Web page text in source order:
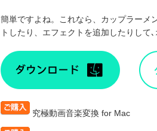
簡単ですよね。これなら、カップラーメ
トしたり、エフェクトを追加したりして
究極動画音楽変換 for Mac